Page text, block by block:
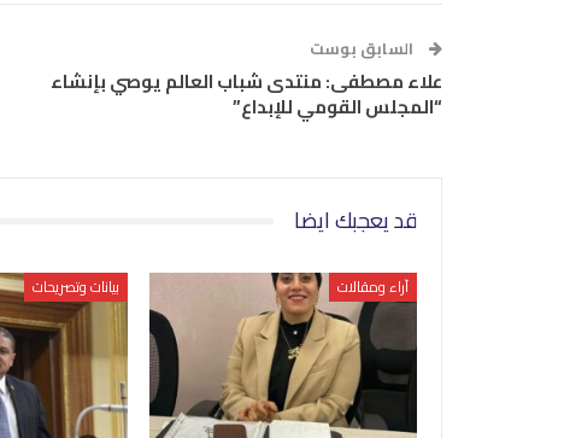
السابق بوست
علاء مصطفى: منتدى شباب العالم يوصي بإنشاء
“المجلس القومي للإبداع”
قد يعجبك ايضا
آراء ومقالات بيانات وتصريحات